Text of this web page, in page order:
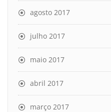
agosto 2017
julho 2017
maio 2017
abril 2017
março 2017